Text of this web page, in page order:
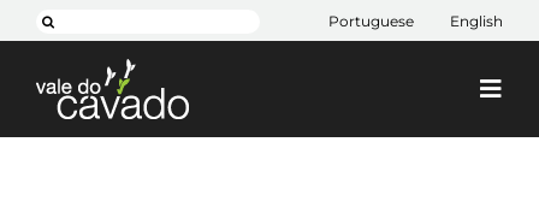
to
content
Pesquisar Portuguese English